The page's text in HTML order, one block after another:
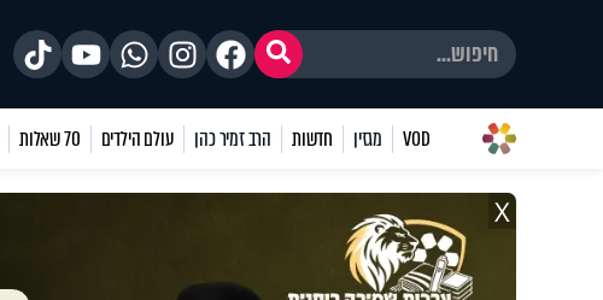
VOD מגזין חדשות הרב זמיר כהן עולם הילדים 70 שאלות
X